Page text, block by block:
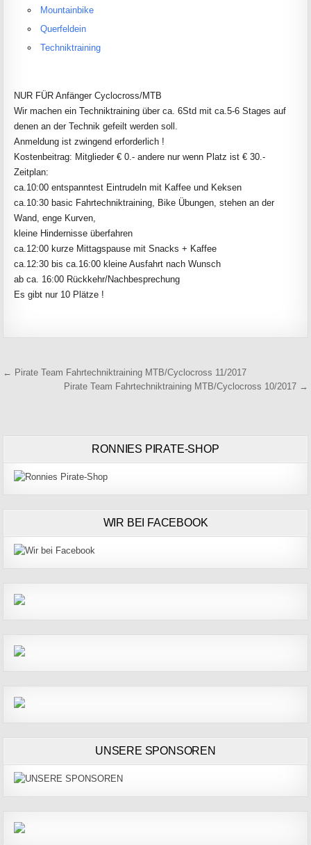
Mountainbike
Querfeldein
Techniktraining
NUR FÜR Anfänger Cyclocross/MTB
Wir machen ein Techniktraining über ca. 6Std mit ca.5-6 Stages auf
denen an der Technik gefeilt werden soll.
Anmeldung ist zwingend erforderlich !
Kostenbeitrag: Mitglieder € 0.- andere nur wenn Platz ist € 30.-
Zeitplan:
ca.10:00 entspanntest Eintrudeln mit Kaffee und Keksen
ca.10:30 basic Fahrtechniktraining, Bike Übungen, stehen an der
Wand, enge Kurven,
kleine Hindernisse überfahren
ca.12:00 kurze Mittagspause mit Snacks + Kaffee
ca.12:30 bis ca.16:00 kleine Ausfahrt nach Wunsch
ab ca. 16:00 Rückkehr/Nachbesprechung
Es gibt nur 10 Plätze !
Beitragsnavigation
← Pirate Team Fahrtechniktraining MTB/Cyclocross 11/2017
Pirate Team Fahrtechniktraining MTB/Cyclocross 10/2017 →
RONNIES PIRATE-SHOP
WIR BEI FACEBOOK
UNSERE SPONSOREN